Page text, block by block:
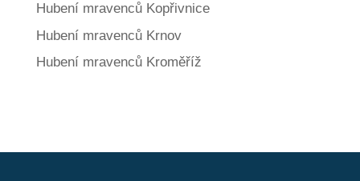
Hubení mravenců Kopřivnice
Hubení mravenců Krnov
Hubení mravenců Kroměříž